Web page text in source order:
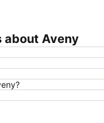
Galetovo sokače
Đorđa
about Aveny